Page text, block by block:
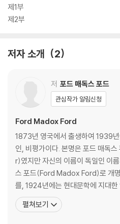
제1부
제2부
저자 소개 2
저 포드 매독스 포드
관심작가 알림신청
Ford Madox Ford
1873년 영국에서 출생하여 1939
인, 비평가이다. 본명은 포드 매
r)였지만 자신의 이름이 독일인 이
스 포드(Ford Madox Ford)로 개
를, 1924년에는 현대문학에 지대
리뷰] 잡지를 창간하고 편집자로 활
드 모더니즘 작가들을 등단시켰다.
펼쳐보기